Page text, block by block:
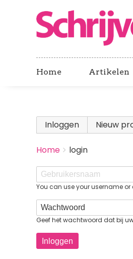
Home Artikelen
Primary
tabs
Inloggen (actieve
Nieuw
BREADCRUMBS
You
here:
Home
login
Gebruikersnaam
You can use your username
Wachtwoord
Geef het wachtwoord dat bij